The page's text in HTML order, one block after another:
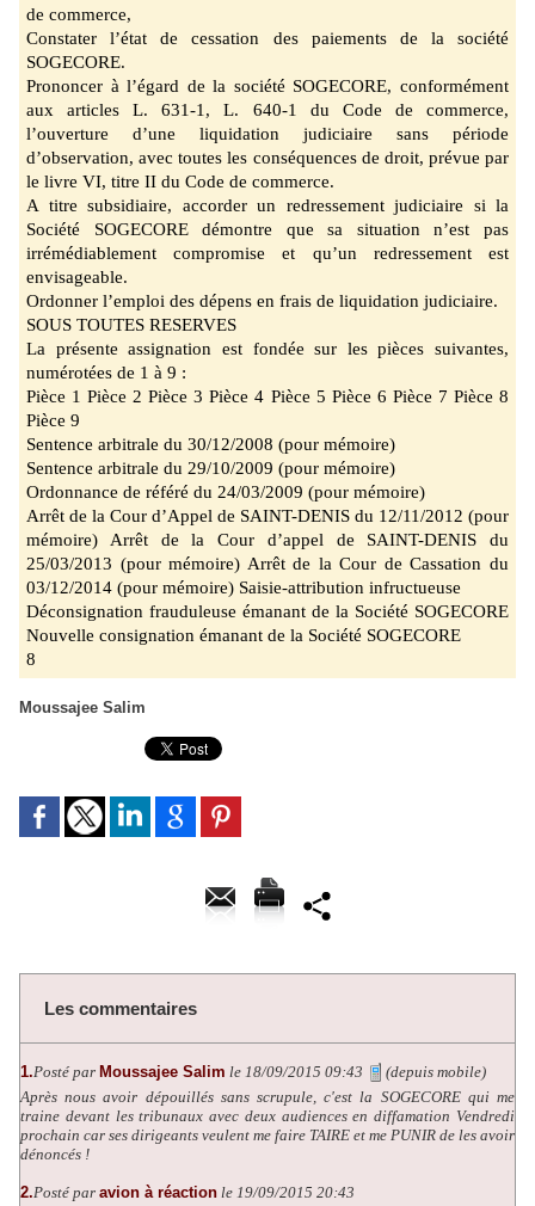
de commerce,
Constater l’état de cessation des paiements de la société
SOGECORE.
Prononcer à l’égard de la société SOGECORE, conformément
aux articles L. 631-1, L. 640-1 du Code de commerce,
l’ouverture d’une liquidation judiciaire sans période
d’observation,avec toutes les conséquences de droit, prévue par
le livre VI, titre II du Code de commerce.
A titre subsidiaire, accorder un redressement judiciaire si la
Société SOGECORE démontre que sa situation n’est pas
irrémédiablement compromise et qu’un redressement est
envisageable.
Ordonner l’emploi des dépens en frais de liquidation judiciaire.
SOUS TOUTES RESERVES
La présente assignation est fondée sur les pièces suivantes,
numérotées de 1 à 9 :
Pièce 1 Pièce 2 Pièce 3 Pièce 4 Pièce 5 Pièce 6 Pièce 7 Pièce 8
Pièce 9
Sentence arbitrale du 30/12/2008 (pour mémoire)
Sentence arbitrale du 29/10/2009 (pour mémoire)
Ordonnance de référé du 24/03/2009 (pour mémoire)
Arrêt de la Cour d’Appel de SAINT-DENIS du 12/11/2012 (pour
mémoire) Arrêt de la Cour d’appel de SAINT-DENIS du
25/03/2013 (pour mémoire) Arrêt de la Cour de Cassation du
03/12/2014 (pour mémoire) Saisie-attribution infructueuse
Déconsignation frauduleuse émanant de la Société SOGECORE
Nouvelle consignation émanant de la Société SOGECORE
8
Moussajee Salim
Les commentaires
1.Posté par Moussajee Salim le 18/09/2015 09:43
(depuis mobile)
Après nous avoir dépouillés sans scrupule, c'est la SOGECORE qui me
traine devant les tribunaux avec deux audiences en diffamation Vendredi
prochain car ses dirigeants veulent me faire TAIRE et me PUNIR de les avoir
dénoncés !
2.Posté par avion à réaction le 19/09/2015 20:43